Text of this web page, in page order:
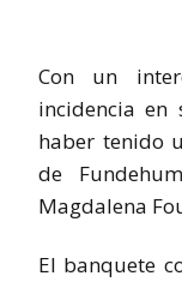
Con un
incidencia
haber tenido
de
Magdalena
El banquete